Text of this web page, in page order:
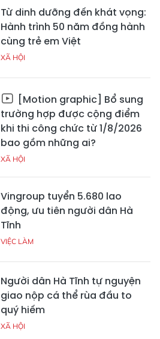
Từ dinh dưỡng đến khát vọng:
Hành trình 50 năm đồng hành
cùng trẻ em Việt
XÃ HỘI
[Motion graphic] Bổ sung
trường hợp được cộng điểm
khi thi công chức từ 1/8/2026
bao gồm những ai?
XÃ HỘI
Vingroup tuyển 5.680 lao
động, ưu tiên người dân Hà
Tĩnh
VIỆC LÀM
Người dân Hà Tĩnh tự nguyện
giao nộp cá thể rùa đầu to
quý hiếm
XÃ HỘI